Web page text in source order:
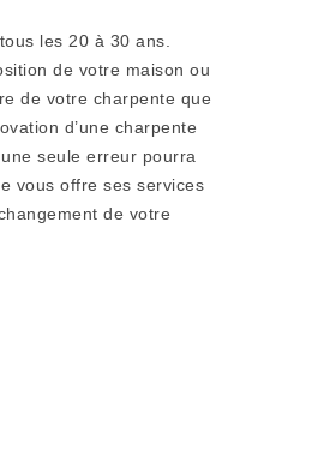
les 20 à 30 ans.
de votre maison ou
de votre charpente que
d’une charpente
seule erreur pourra
vous offre ses services
de votre